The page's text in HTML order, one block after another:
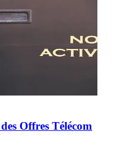
Offres Télécom